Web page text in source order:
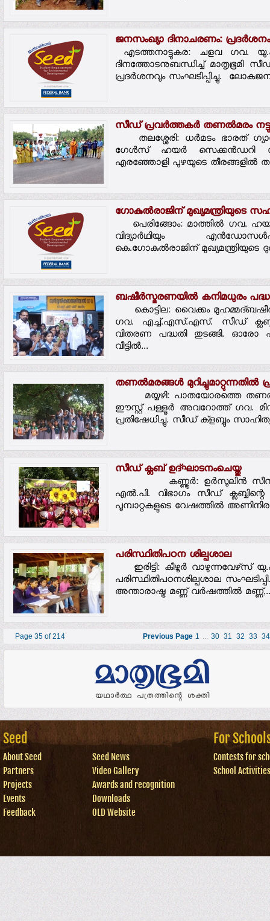
ജനസംഖ്യാ ദിനാചരണം: പ്രദര്‍ശനം
എടത്തനാട്ടുകര: ചളവ ഗവ.
ദിനത്തോടനുബന്ധിച്ച് മാതൃഭൂമി സീഡ്
പ്രദര്‍ശനവും സംഘടിപ്പിച്ചു.
സീഡ് പ്രവര്‍ത്തകര്‍ തണല്‍മരം നട്ടു
തലശ്ശേരി: ധര്‍മടം ഭാരത്
ഗേള്‍സ് ഹയര്‍ സെക്കന്‍ഡറി
എരഞ്ഞോളി പുഴയുടെ തീരങ്ങളില്‍
ഗോകുല്‍രാജിന് മുഖ്യമന്ത്രിയുടെ
പെരിങ്ങോം: മാത്തില്‍ ഗവ.
വിദ്യാര്‍ഥിയും
കെ.ഗോകുല്‍രാജിന് മുഖ്യമന്ത്രിയുടെ
ബഷീര്‍സ്മരണയില്‍ കനിമധുരം
കൊട്ടില: വൈക്കം
ഗവ. എച്ച്.എസ്.എസ്. സീഡ്
വിതരണ പദ്ധതി തുടങ്ങി.
വീട്ടില്‍...
തണല്‍മരങ്ങള്‍ മുറിച്ചുമാറ്റുന്നതില്‍
മയ്യഴി: പാതയോരത്തെ
ഈസ്റ്റ് പള്ളൂര്‍ അവറോത്ത് ഗവ.
പ്രതിഷേധിച്ചു. സീഡ് ക്‌ളബ്ബും
സീഡ് ക്ലബ് ഉദ്ഘാടനംചെയ്തു
കണ്ണൂര്‍: ഉര്‍സുലിന്‍
എല്‍.പി. വിഭാഗം സീഡ്
പൂമ്പാറ്റകളുടെ വേഷത്തില്‍
പരിസ്ഥിതിപഠന ശില്പശാല
ഇരിട്ടി: കീഴൂര്‍ വാഴുന്നവേഴ്‌സ്
പരിസ്ഥിതിപഠനശില്പശാല
അന്താരാഷ്ട്ര മണ്ണ് വര്‍ഷത്തില്‍
Page 35 of 214 Previous Page 1 ... 30 31 32 33 34
Seed
About Seed
Partners
Projects
Events
Feedback
Seed News
Video Gallery
Awards and recognition
Downloads
OLD Website
For
Contests for
School Activities